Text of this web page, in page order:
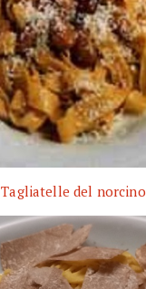
Tagliatelle del norcino